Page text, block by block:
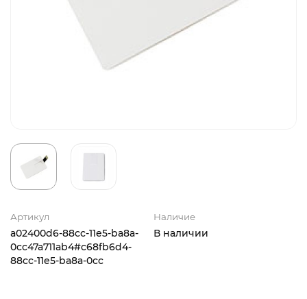
Артикул
a02400d6-88cc-11e5-ba8a-
0cc47a711ab4#c68fb6d4-
88cc-11e5-ba8a-0cc
Наличие
В наличии